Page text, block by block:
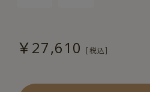
￥27,610